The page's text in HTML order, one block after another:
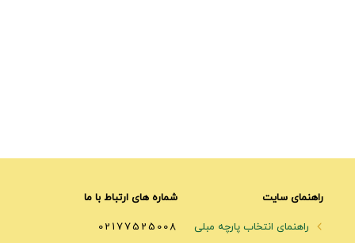
راهنمای سایت
راهنمای انتخاب پارچه مبلی
شماره های ارتباط با ما
02177525008